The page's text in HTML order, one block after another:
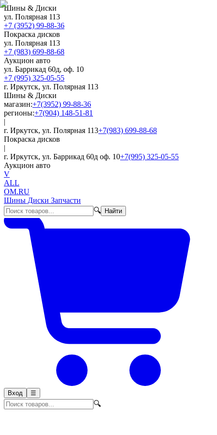
Шины & Диски
ул. Полярная 113
+7 (3952) 99-88-36
Покраска дисков
ул. Полярная 113
+7 (983) 699-88-68
Аукцион авто
ул. Баррикад 60д, оф. 10
+7 (995) 325-05-55
г. Иркутск, ул. Полярная 113
Шины & Диски
магазин:+7(3952) 99-88-36
регионы:+7(904) 148-51-81
|
г. Иркутск, ул. Полярная 113+7(983) 699-88-68
Покраска дисков
|
г. Иркутск, ул. Баррикад 60д оф. 10+7(995) 325-05-55
Аукцион авто
V
ALL
OM.RU
Шины Диски Запчасти
🔍
Найти
Вход ☰
🔍